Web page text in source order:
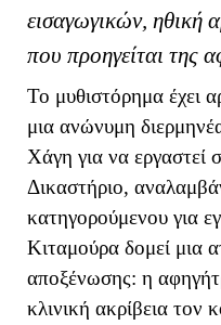
εισαγωγικών, ηθική
που προηγείται της
Το μυθιστόρημα έχει
μια ανώνυμη
Χάγη για να εργαστεί
Δικαστήριο,
κατηγορούμενου για
Κιταμούρα δομεί μια
αποξένωσης: η
κλινική ακρίβεια